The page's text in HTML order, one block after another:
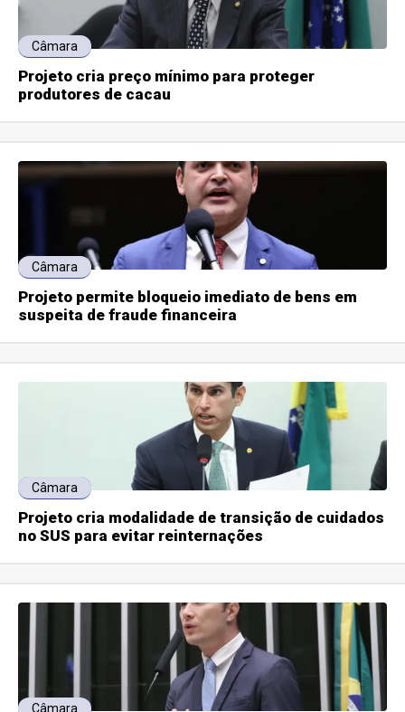
Câmara
Projeto cria preço mínimo para proteger
produtores de cacau
Câmara
Projeto permite bloqueio imediato de bens em
suspeita de fraude financeira
Câmara
Projeto cria modalidade de transição de cuidados
no SUS para evitar reinternações
Câmara